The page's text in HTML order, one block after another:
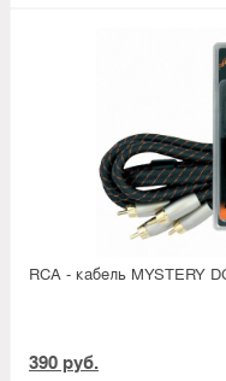
RCA - кабель MYSTERY
390 руб.